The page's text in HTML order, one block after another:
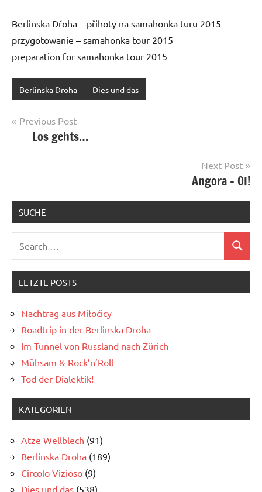
Berlinska Dŕoha – přihoty na samahonka turu 2015
przygotowanie – samahonka tour 2015
preparation for samahonka tour 2015
Berlinska Droha Dies und das
Post
navigation
Previous Post
Los gehts…
Next Post
Angora – OI!
SUCHE
Search
LETZTE POSTS
Nachtrag aus Miłoćicy
Roadtrip in der Berlinska Droha
Im Tunnel von Russland nach Zürich
Mühsam & Rock’n’Roll
Tod der Dialektik!
KATEGORIEN
Atze Wellblech (91)
Berlinska Droha (189)
Circolo Vizioso (9)
Dies und das (538)